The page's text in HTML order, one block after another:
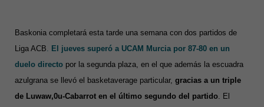
Baskonia completará esta tarde una semana con dos partidos de
Liga ACB. El jueves superó a UCAM Murcia por 87-80 en un
duelo directo por la segunda plaza, en el que además la escuadra
azulgrana se llevó el basketaverage particular, gracias a un triple
de Luwaw,0u-Cabarrot en el último segundo del partido. El